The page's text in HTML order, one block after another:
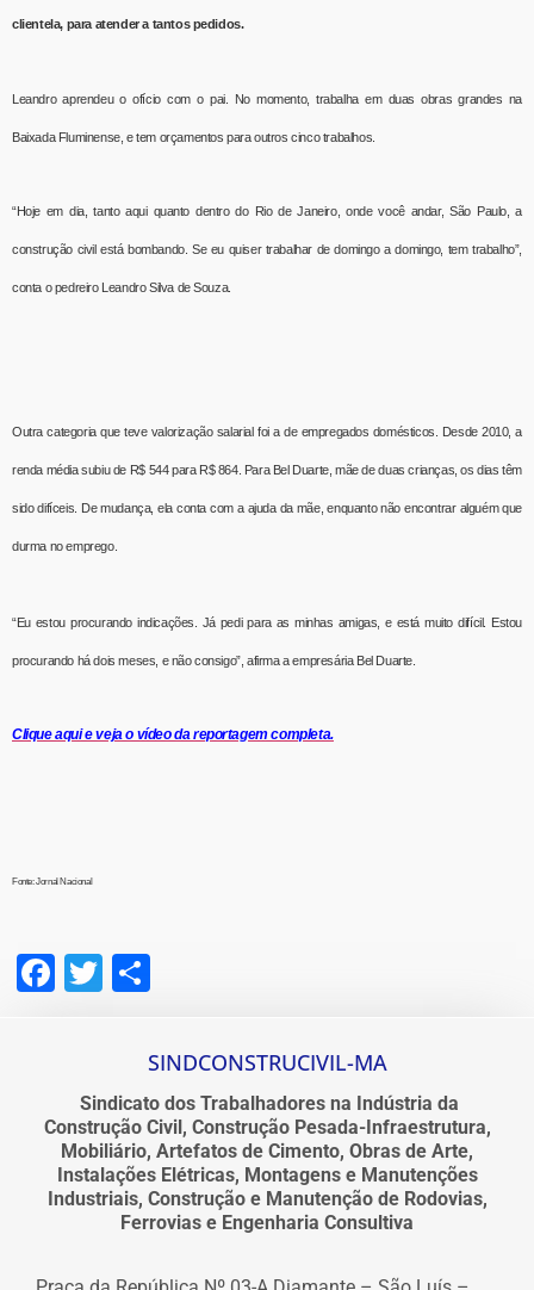
clientela, para atender a tantos pedidos.
Leandro aprendeu o ofício com o pai. No momento, trabalha em duas obras grandes na
Baixada Fluminense, e tem orçamentos para outros cinco trabalhos.
“Hoje em dia, tanto aqui quanto dentro do Rio de Janeiro, onde você andar, São Paulo, a
construção civil está bombando. Se eu quiser trabalhar de domingo a domingo, tem trabalho”,
conta o pedreiro Leandro Silva de Souza.
Outra categoria que teve valorização salarial foi a de empregados domésticos. Desde 2010, a
renda média subiu de R$ 544 para R$ 864. Para Bel Duarte, mãe de duas crianças, os dias têm
sido difíceis. De mudança, ela conta com a ajuda da mãe, enquanto não encontrar alguém que
durma no emprego.
“Eu estou procurando indicações. Já pedi para as minhas amigas, e está muito difícil. Estou
procurando há dois meses, e não consigo”, afirma a empresária Bel Duarte.
Clique aqui e veja o vídeo da reportagem completa.
Fonte: Jornal Nacional
Facebook
Twitter
SINDCONSTRUCIVIL-MA
Sindicato dos Trabalhadores na Indústria da
Construção Civil, Construção Pesada-Infraestrutura,
Mobiliário, Artefatos de Cimento, Obras de Arte,
Instalações Elétricas, Montagens e Manutenções
Industriais, Construção e Manutenção de Rodovias,
Ferrovias e Engenharia Consultiva